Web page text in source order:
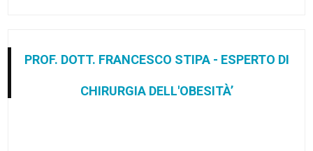
PROF. DOTT. FRANCESCO STIPA - ESPERTO DI
CHIRURGIA DELL'OBESITÀ’